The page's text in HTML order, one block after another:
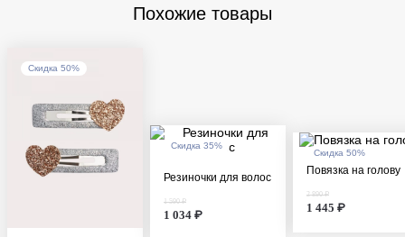
Похожие товары
Скидка 50%
Скидка 35%
Резиночки для волос
1 590 ₽
1 034 ₽
Скидка 50%
Повязка на голову
2 890 ₽
1 445 ₽